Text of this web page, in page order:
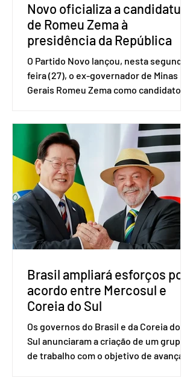
Novo oficializa a candidatura
de Romeu Zema à
presidência da República
O Partido Novo lançou, nesta segunda-
feira (27), o ex-governador de Minas
Gerais Romeu Zema como candidato à
Brasília. O Novo ainda não definiu quem
vai compor a chapa como candidato a
vice-presidente. A convenção contou
com a presença do presidente nacional
do partido, Eduardo Ribeiro, e do
senador Eduardo Girão, filiado ao Novo
desde fevereiro de 2023. Formado em
administração de empresas pela
Fundaç
Brasil ampliará esforços por
acordo entre Mercosul e
Coreia do Sul
Os governos do Brasil e da Coreia do
Sul anunciaram a criação de um grupo
de trabalho com o objetivo de avançar